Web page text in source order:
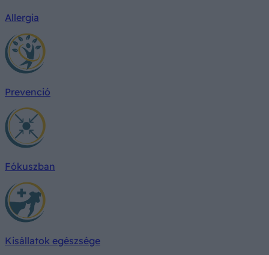
Allergia
Prevenció
Fókuszban
Kisállatok egészsége